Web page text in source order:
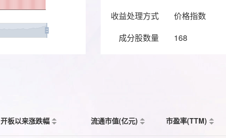
收益处理方式
价格指数
成分股数量
168
开板以来涨跌幅 流通市值(亿元) 市盈率(TTM)